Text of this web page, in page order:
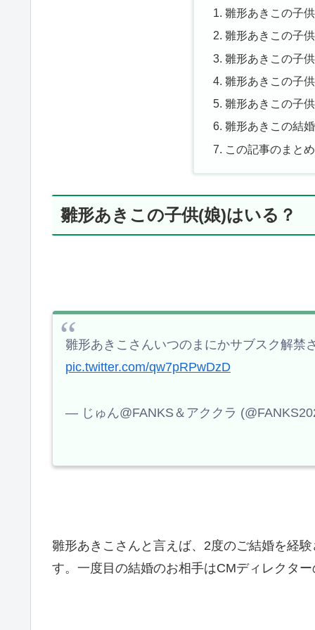
雛形あきこの子
雛形あきこの子
雛形あきこの子
雛形あきこの子
雛形あきこの子
雛形あきこの結
この記事のまとめ
雛形あきこの子供(娘)はいる？
雛形あきこさんいつのまにかサブスク解禁
pic.twitter.com/qw7pRPwDzD
— じゅん@FANKS＆アククラ
雛形あきこさんと言えば、2度のご結婚を経
す。一度目の結婚のお相手はCMディレクタ